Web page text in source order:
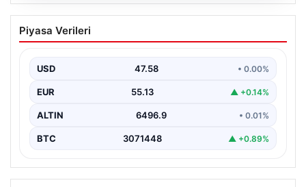
Kılıçdaroğlu: Hesap sormaktan da
vermekten de çekinmeyiz
de çekinmeyiz", "content": "Cumhuriyet Halk Partisi
(CHP) Genel…
Piyasa Verileri
USD 47.58 • 0.00%
EUR 55.13 ▲ +0.14%
ALTIN 6496.9 • 0.01%
BTC 3071448 ▲ +0.89%